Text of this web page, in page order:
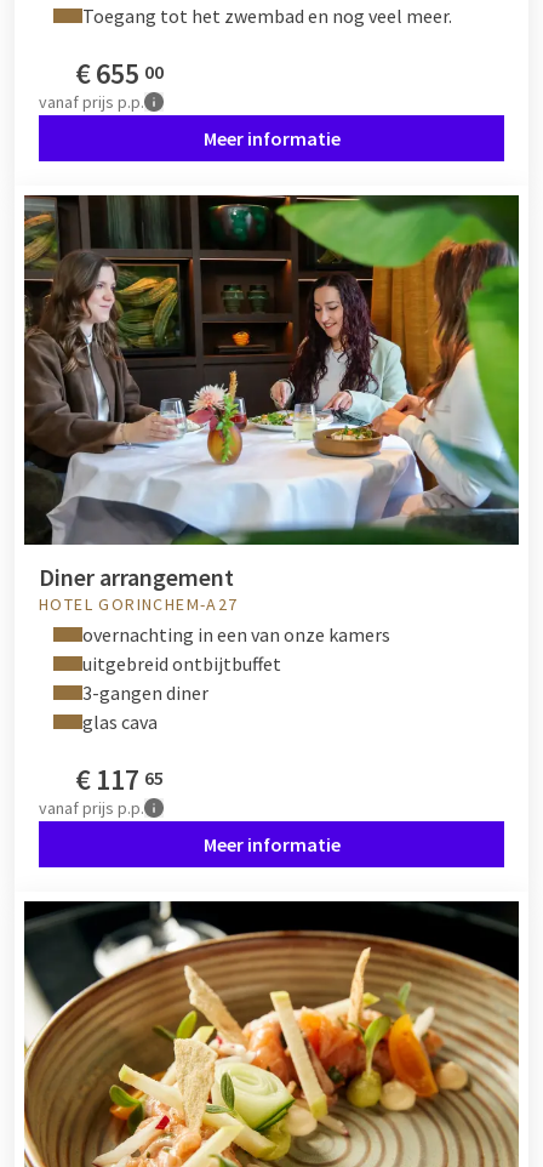
Toegang tot het zwembad en nog veel meer.
€655 00
vanafprijs p.p.
Meer informatie
Diner arrangement
HOTEL GORINCHEM-A27
overnachting in een van onze kamers
uitgebreid ontbijtbuffet
3-gangen diner
glas cava
€117 65
vanafprijs p.p.
Meer informatie